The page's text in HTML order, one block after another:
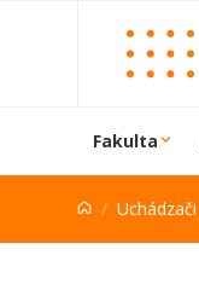
Prejsť na obsah
Fakulta
Uchádzači